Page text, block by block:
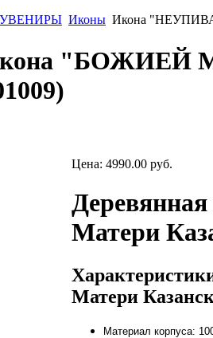
Иконы Икона
"БОЖИЕЙ
)
Цена: 4990.00 руб.
Матери
Матери
Материал корпуса: